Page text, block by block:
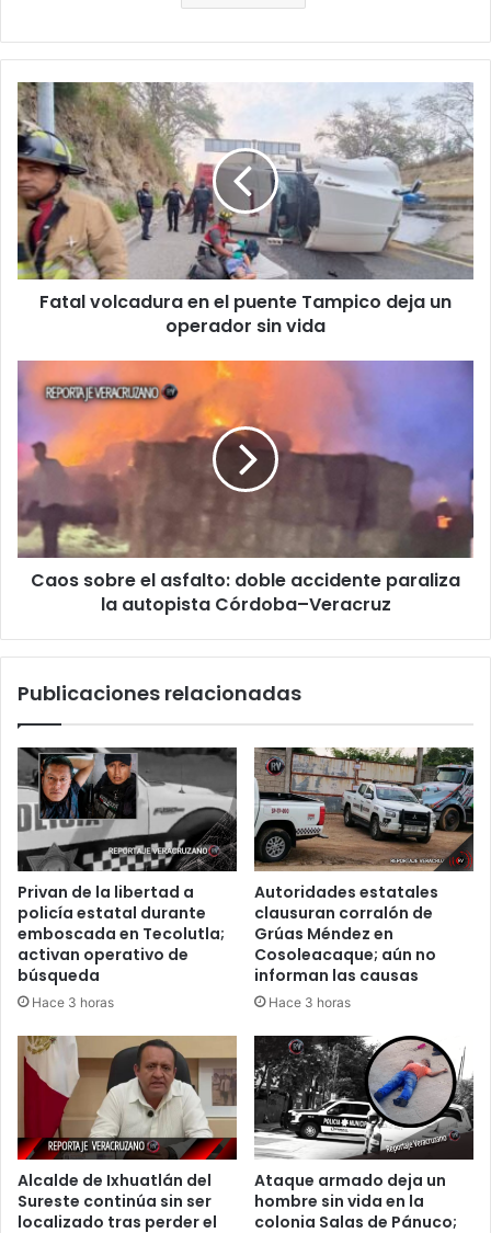
Fatal
volcadura
en
el
puente
Tampico
deja
un
operador
Fatal volcadura en el puente Tampico deja un
operador sin vida
sobre
asfalto:
doble
accidente
paraliza
la
autopista
Córdoba–
Caos sobre el asfalto: doble accidente paraliza
la autopista Córdoba–Veracruz
Publicaciones relacionadas
Privan de la libertad a
policía estatal durante
emboscada en Tecolutla;
activan operativo de
búsqueda
Hace 3 horas
Autoridades estatales
clausuran corralón de
Grúas Méndez en
Cosoleacaque; aún no
informan las causas
Hace 3 horas
Alcalde de Ixhuatlán del
Sureste continúa sin ser
localizado tras perder el
Ataque armado deja un
hombre sin vida en la
colonia Salas de Pánuco;